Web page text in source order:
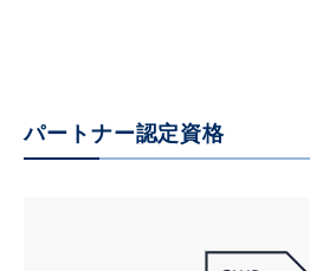
パートナー認定資格